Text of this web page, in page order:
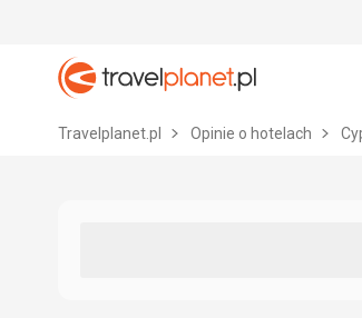
Travelplanet.pl
Travelplanet.pl Opinie o hotelach